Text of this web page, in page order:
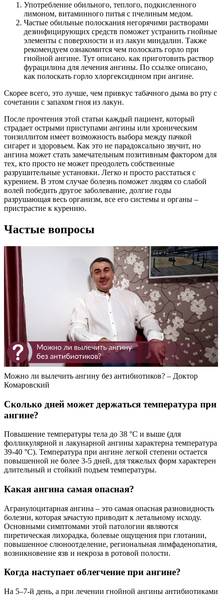
Употребление обильного, теплого, подкисленного
лимоном, витаминного питья с пчелиным медом.
Частые обильные полоскания негорячими растворами
дезинфицирующих средств поможет устранить гнойные
элементы с поверхности и из лакун миндалин. Также
рекомендуем ознакомится чем полоскать горло при
гнойной ангине. Тут описано. как приготовить раствор
фурацилина для лечения ангины. По ссылке описано,
как полоскать горло хлоргексидином при ангине.
Скорее всего, это лучше, чем привкус табачного дыма во рту с
сочетании с запахом гноя из лакун.
После прочтения этой статьи каждый пациент, который
страдает острыми приступами ангины или хроническим
тонзиллитом имеет возможность выбора между пачкой
сигарет и здоровьем. Как это не парадоксально звучит, но
ангина может стать замечательным позитивным фактором для
тех, кто просто не может преодолеть собственные
разрушительные установки. Легко и просто расстаться с
курением. В этом случае болезнь поможет людям со слабой
волей победить другое заболевание, долгие годы
разрушающая весь организм, все его системы и органы –
пристрастие к курению.
Частые вопросы
Можно ли вылечить ангину без антибиотиков? – Доктор
Комаровский
Сколько дней может держаться температура при
ангине?
Повышение температуры тела до 38 °C и выше (для
фолликулярной и лакунарной ангины характерна температура
39-40 °C). Температура при ангине легкой степени остается
повышенной не более 3-5 дней, для тяжелых форм характерен
длительный и стойкий подъем температуры.
Какая ангина самая опасная?
Агранулоцитарная ангина – это самая опасная разновидность
болезни, которая зачастую приводит к летальному исходу.
Основными симптомами этой патологии являются
пиретическая лихорадка, болевые ощущения при глотании,
повышенное слюноотделение, региональная лимфаденопатия,
возникновение язв и некроза в ротовой полости.
Когда наступает облегчение при ангине?
На 5–7-й день, а при лечении гнойной ангины антибиотиками